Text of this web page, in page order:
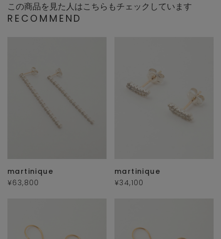
この商品を見た人はこちらもチェックしています
RECOMMEND
martinique
¥63,800
martinique
¥34,100